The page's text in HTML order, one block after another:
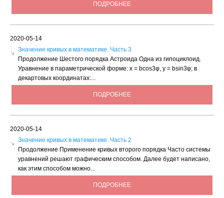
ПОДРОБНЕЕ
2020-05-14
Значение кривых в математике. Часть 3
Продолжение Шестого порядка Астроида Одна из гипоциклоид.
Уравнение в параметрической форме: х = bсоs3φ, у = bsin3φ; в
декартовых координатах:...
ПОДРОБНЕЕ
2020-05-14
Значение кривых в математике. Часть 2
Продолжение Применение кривых второго порядка Часто системы
уравнений решают графическим способом. Далее будет написано,
как этим способом можно...
ПОДРОБНЕЕ